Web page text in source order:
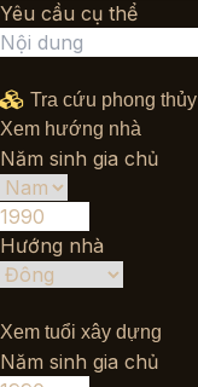
Yêu cầu cụ thể
Tra cứu phong thủy
Xem hướng nhà
Năm sinh gia chủ
Hướng nhà
Xem tuổi xây dựng
Năm sinh gia chủ